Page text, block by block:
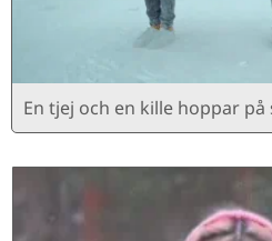
En tjej och en kille hoppar